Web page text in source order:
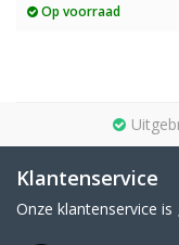
Op voorraad
Klantenservice
Onze klantenservice is